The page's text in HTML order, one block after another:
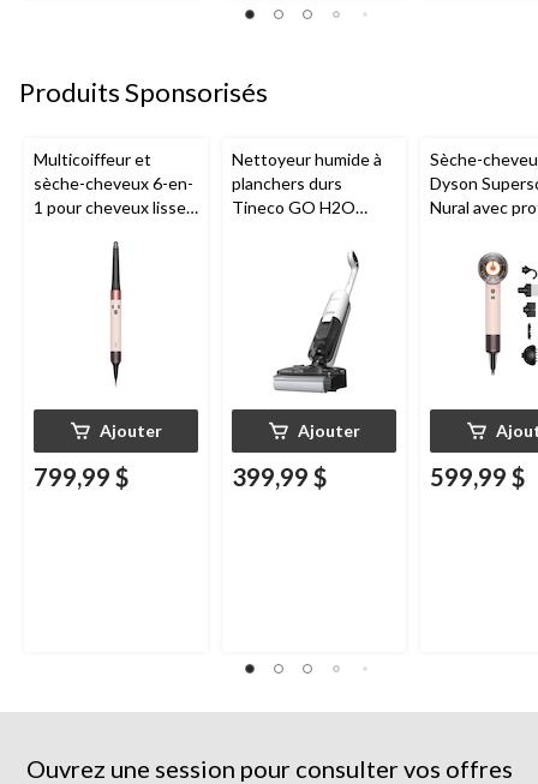
Produits Sponsorisés
Multicoiffeur et
sèche-cheveux 6-en-
1 pour cheveux lisses
Airwrap i.d.,
céramique rose/or
Ajouter
799,99 $
Nettoyeur humide à
planchers durs
Tineco GO H2O
Ajouter
399,99 $
Sèche-
Dyson
Nural avec
accessoires
599,99 $
Ouvrez une session pour consulter vos offres